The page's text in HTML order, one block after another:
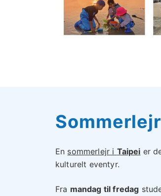
En sommerlejr i Taipei er
kulturelt eventyr.
Fra mandag til fredag